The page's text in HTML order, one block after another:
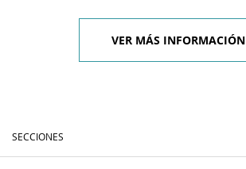
VER MÁS INFORMACIÓN
SECCIONES